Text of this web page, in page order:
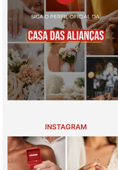
INSTAGRAM